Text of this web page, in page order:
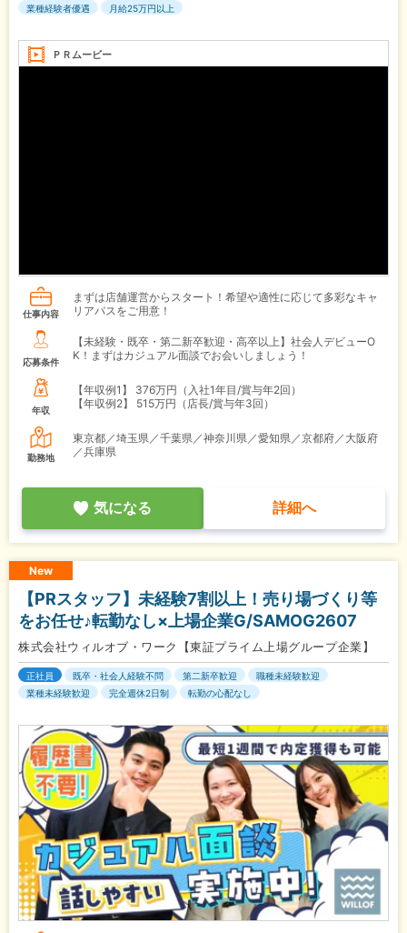
業種経験者優遇
月給25万円以上
ＰＲムービー
仕事内容
まずは店舗運営からスタート！希望や適性に応じて多彩なキャ
リアパスをご用意！
応募条件
【未経験・既卒・第二新卒歓迎・高卒以上】社会人デビューO
K！まずはカジュアル面談でお会いしましょう！
年収
【年収例1】
376万円（入社1年目/賞与年2回）
【年収例2】
515万円（店長/賞与年3回）
勤務地
東京都／埼玉県／千葉県／神奈川県／愛知県／京都府／大阪府
／兵庫県
気になる 詳細へ
New
【PRスタッフ】未経験7割以上！売り場づくり等
をお任せ♪転勤なし×上場企業G/SAMOG2607
株式会社ウィルオブ・ワーク【東証プライム上場グループ企業】
正社員 既卒・社会人経験不問 第二新卒歓迎
職種未経験歓迎
業種未経験歓迎
完全週休2日制 転勤の心配なし